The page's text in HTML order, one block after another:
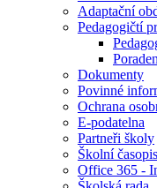
Adaptační
Pedagogičtí
Dokumenty
Povinné
Ochrana
E-podatelna
Partneři školy
Školní časopis
Office 365 -